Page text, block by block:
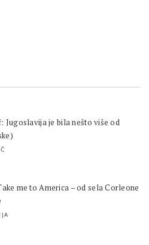
Jugoslavija je bila nešto više od
me to America – od sela Corleone